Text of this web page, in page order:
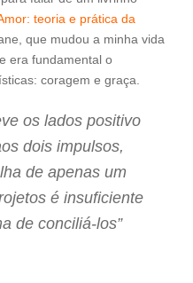
teoria e prática da
que mudou a minha vida
era fundamental o
coragem e graça.
os lados positivo
dois impulsos,
de apenas um
é insuficiente
de conciliá-los”